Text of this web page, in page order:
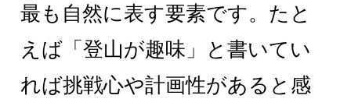
最も自然に表す要素です。たと
えば「登山が趣味」と書いてい
れば挑戦心や計画性があると感